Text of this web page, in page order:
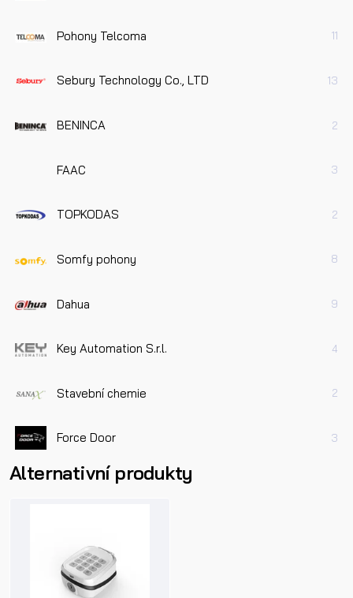
Pohony Telcoma 11
Sebury Technology Co., LTD 13
BENINCA 2
FAAC 3
TOPKODAS 2
Somfy pohony 8
Dahua 9
Key Automation S.r.l. 4
Stavební chemie 2
Force Door 3
Alternativní produkty